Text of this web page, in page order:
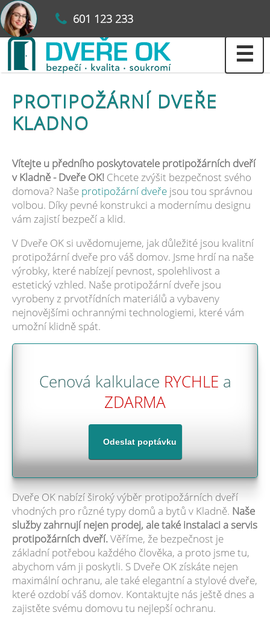
601 123 233
☰
PROTIPOŽÁRNÍ DVEŘE
KLADNO
Vítejte u předního poskytovatele protipožárních dveří
v Kladně - Dveře OK! Chcete zvýšit bezpečnost svého
domova? Naše protipožární dveře jsou tou správnou
volbou. Díky pevné konstrukci a modernímu designu
vám zajistí bezpečí a klid.
V Dveře OK si uvědomujeme, jak důležité jsou kvalitní
protipožární dveře pro váš domov. Jsme hrdí na naše
výrobky, které nabízejí pevnost, spolehlivost a
estetický vzhled. Naše protipožární dveře jsou
vyrobeny z prvotřídních materiálů a vybaveny
nejnovějšími ochrannými technologiemi, které vám
umožní klidně spát.
Cenová kalkulace RYCHLE a
ZDARMA
Dveře OK nabízí široký výběr protipožárních dveří
vhodných pro různé typy domů a bytů v Kladně. Naše
služby zahrnují nejen prodej, ale také instalaci a servis
protipožárních dveří.Věříme, že bezpečnost je
základní potřebou každého člověka, a proto jsme tu,
abychom vám ji poskytli. S Dveře OK získáte nejen
maximální ochranu, ale také elegantní a stylové dveře,
které ozdobí váš domov. Kontaktujte nás ještě dnes a
zajistěte svému domovu tu nejlepší ochranu.